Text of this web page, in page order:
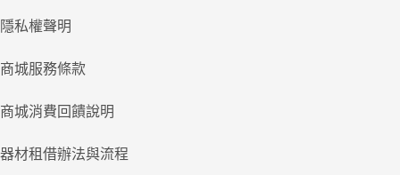
隱私權聲明
商城服務條款
商城消費回饋說明
器材租借辦法與流程